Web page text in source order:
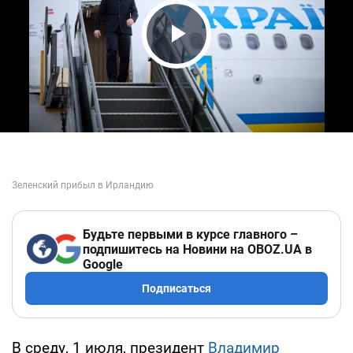
Play Video
Будьте первыми в курсе главного –
подпишитесь на Новини на OBOZ.UA в
Google
Подписаться
В среду, 1 июля, президент Владимир